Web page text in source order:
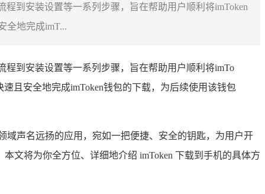
到安装设置等一系列步骤，旨在帮助用户顺利将imToken
全地完成imT...
程到安装设置等一系列步骤，旨在帮助用户顺利将imTo
且安全地完成imToken钱包的下载，为后续使用该钱包
域声名远扬的应用，宛如一把便捷、安全的钥匙，为用户开
文将为你全方位、详细地介绍 imToken 下载到手机的具体方